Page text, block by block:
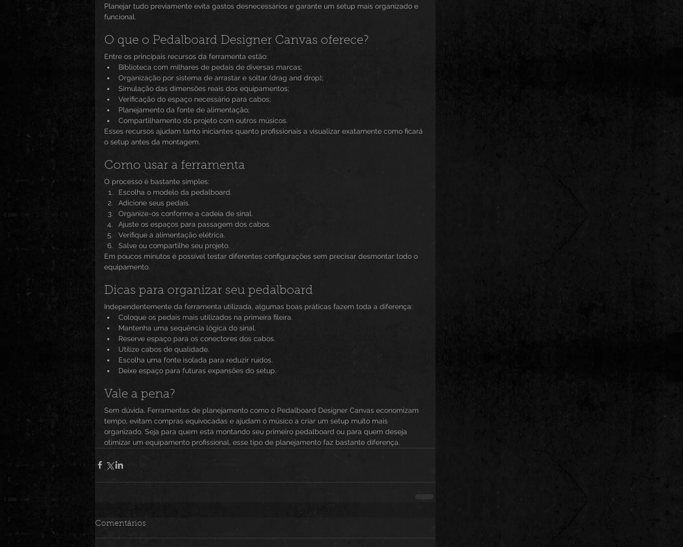
Planejar tudo previamente evita gastos desnecessários e garante um setup mais organizado e
funcional.
O que o Pedalboard Designer Canvas oferece?
Entre os principais recursos da ferramenta estão:
Biblioteca com milhares de pedais de diversas marcas;
Organização por sistema de arrastar e soltar (drag and drop);
Simulação das dimensões reais dos equipamentos;
Verificação do espaço necessário para cabos;
Planejamento da fonte de alimentação;
Compartilhamento do projeto com outros músicos.
Esses recursos ajudam tanto iniciantes quanto profissionais a visualizar exatamente como ficará
o setup antes da montagem.
Como usar a ferramenta
O processo é bastante simples:
Escolha o modelo da pedalboard.
Adicione seus pedais.
Organize-os conforme a cadeia de sinal.
Ajuste os espaços para passagem dos cabos.
Verifique a alimentação elétrica.
Salve ou compartilhe seu projeto.
Em poucos minutos é possível testar diferentes configurações sem precisar desmontar todo o
equipamento.
Dicas para organizar seu pedalboard
Independentemente da ferramenta utilizada, algumas boas práticas fazem toda a diferença:
Coloque os pedais mais utilizados na primeira fileira.
Mantenha uma sequência lógica do sinal.
Reserve espaço para os conectores dos cabos.
Utilize cabos de qualidade.
Escolha uma fonte isolada para reduzir ruídos.
Deixe espaço para futuras expansões do setup.
Vale a pena?
Sem dúvida. Ferramentas de planejamento como o Pedalboard Designer Canvas economizam
tempo, evitam compras equivocadas e ajudam o músico a criar um setup muito mais
organizado. Seja para quem está montando seu primeiro pedalboard ou para quem deseja
otimizar um equipamento profissional, esse tipo de planejamento faz bastante diferença.
Comentários